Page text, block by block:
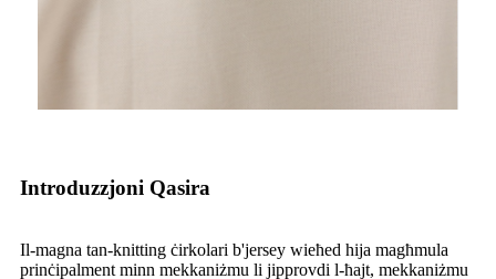
Introduzzjoni Qasira
Il-magna tan-knitting ċirkolari b'jersey wieħed hija magħmula
prinċipalment minn mekkaniżmu li jipprovdi l-ħajt, mekkaniżmu